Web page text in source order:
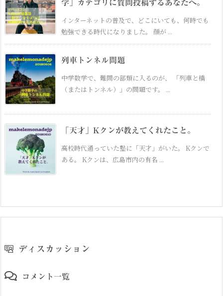
学」カテゴリに質問投稿するあなたへ。
インターネットの普及で、どこにいても、何時でも
勉強できる時代になりました。 顔が ...
列車トンネル問題
中学数学で、難問の部類に入るのが、 「列車と橋
（またはトンネル）」の問題です。 ...
「天才」Kクンが教えてくれたこと。
高校時代通っていた塾に「天才」がいた。 Kクンで
ある。 Kクンは、広島市内の有名 ...
ディスカッション
コメント一覧